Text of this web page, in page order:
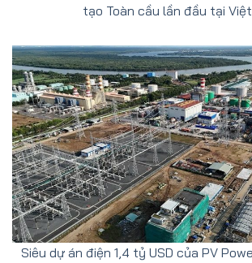
tạo Toàn cầu lần đầu tại
Siêu dự án điện 1,4 tỷ USD của PV